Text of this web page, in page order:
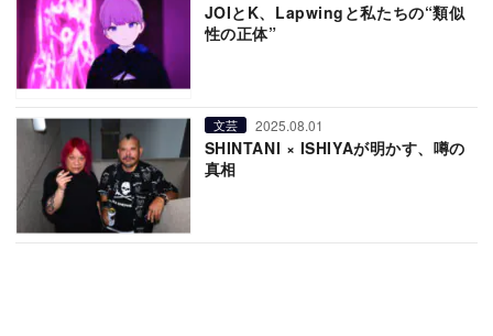
JOIとK、Lapwingと私たちの“類似
性の正体”
文芸 2025.08.01
SHINTANI × ISHIYAが明かす、噂の
真相